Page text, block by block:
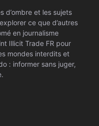
d’ombre et les sujets
ce que d’autres
en journalisme
Illicit Trade FR pour
mondes interdits et
: informer sans juger,